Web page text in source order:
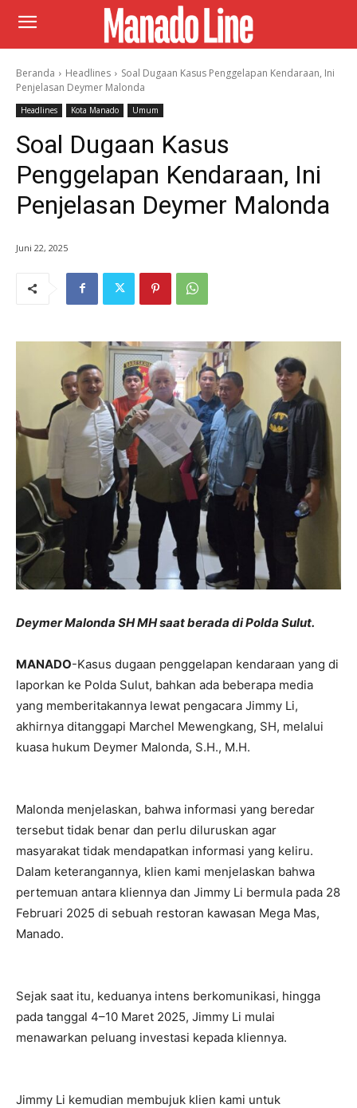
Beranda Headlines
Soal Dugaan Kasus Penggelapan Kendaraan, Ini
Penjelasan Deymer Malonda
Headlines Kota Manado Umum
Soal Dugaan Kasus
Penggelapan Kendaraan, Ini
Penjelasan Deymer Malonda
Juni 22, 2025
Deymer Malonda SH MH saat berada di Polda Sulut.
MANADO-Kasus dugaan penggelapan kendaraan yang di
laporkan ke Polda Sulut, bahkan ada beberapa media
yang memberitakannya lewat pengacara Jimmy Li,
akhirnya ditanggapi Marchel Mewengkang, SH, melalui
kuasa hukum Deymer Malonda, S.H., M.H.
Malonda menjelaskan, bahwa informasi yang beredar
tersebut tidak benar dan perlu diluruskan agar
masyarakat tidak mendapatkan informasi yang keliru.
Dalam keterangannya, klien kami menjelaskan bahwa
pertemuan antara kliennya dan Jimmy Li bermula pada 28
Februari 2025 di sebuah restoran kawasan Mega Mas,
Manado.
Sejak saat itu, keduanya intens berkomunikasi, hingga
pada tanggal 4–10 Maret 2025, Jimmy Li mulai
menawarkan peluang investasi kepada kliennya.
Jimmy Li kemudian membujuk klien kami untuk